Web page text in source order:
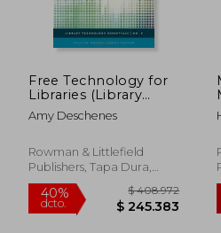
40% $ 324.531
Free Technology for
Libraries (Library
Technology
Essentials)
Amy Deschenes
Rowman & Littlefield
Publishers, Tapa Dura,
Nuevo